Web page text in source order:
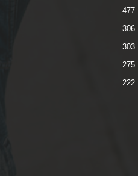
477
306
303
275
222